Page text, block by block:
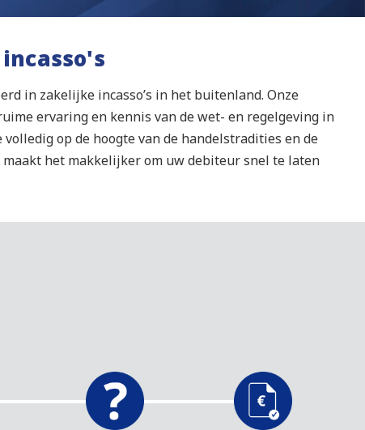
in zakelijke incasso’s in het buitenland. Onze
ervaring en kennis van de wet- en regelgeving in
volledig op de hoogte van de handelstradities en de
het makkelijker om uw debiteur snel te laten